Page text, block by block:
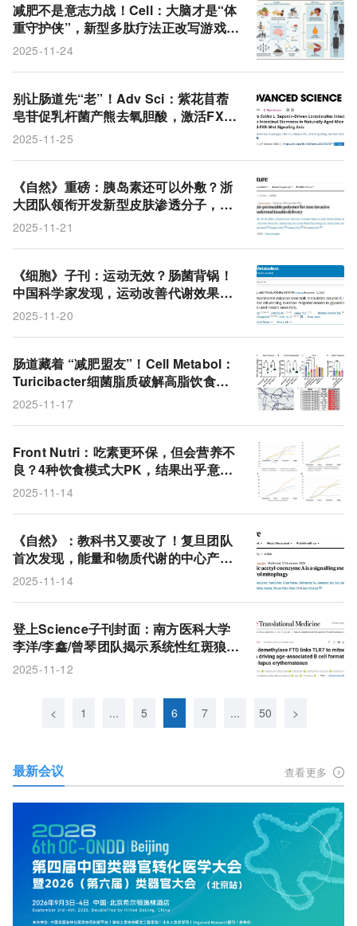
减肥不是意志力战！Cell：大脑才是“体
重守护侠”，新型多肽疗法正改写游戏规
则
2025-11-24
别让肠道先“老”！Adv Sci：紫花苜蓿
皂苷促乳杆菌产熊去氧胆酸，激活FXR-
Wnt轴逆转肠道衰老
2025-11-25
《自然》重磅：胰岛素还可以外敷？浙
大团队领衔开发新型皮肤渗透分子，可
让胰岛素通过涂抹给药，效果较皮下注
2025-11-21
《细胞》子刊：运动无效？肠菌背锅！
中国科学家发现，运动改善代谢效果不
同，肠菌代谢物亮氨酸诱导的可溶性IL-
2025-11-20
肠道藏着 “减肥盟友”！Cell Metabol：
Turicibacter细菌脂质破解高脂饮食肥
胖密码，无需活菌直接瘦
2025-11-17
Front Nutri：吃素更环保，但会营养不
良？4种饮食模式大PK，结果出乎意
料！
2025-11-14
《自然》：教科书又要改了！复旦团队
首次发现，能量和物质代谢的中心产物
乙酰辅酶A，竟然还是个信号分子，参
2025-11-14
登上Science子刊封面：南方医科大学
李洋/李鑫/曾琴团队揭示系统性红斑狼疮
致病新机制并提出治疗新靶点
2025-11-12
< 1 ... 5 6 7 ... 50 >
最新会议 查看更多